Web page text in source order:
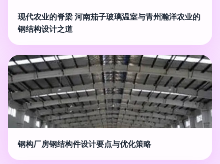
现代农业的脊梁 河南茄子玻璃温室与青州瀚洋农业的
钢结构设计之道
钢构厂房钢结构件设计要点与优化策略